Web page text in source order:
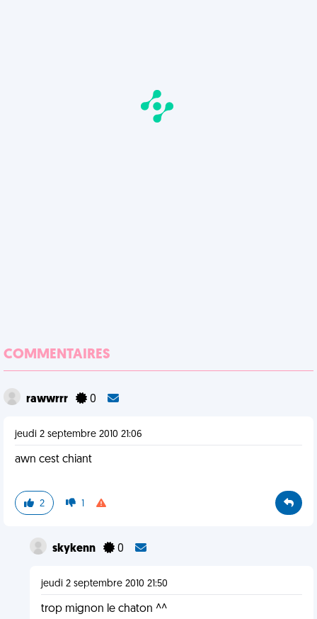
COMMENTAIRES
rawwrrr 0
jeudi 2 septembre 2010 21:06
awn cest chiant
2 1
skykenn 0
jeudi 2 septembre 2010 21:50
trop mignon le chaton ^^